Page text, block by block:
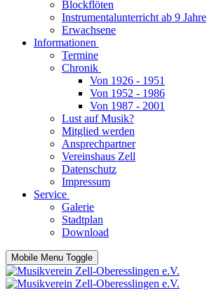
Blockflöten
Instrumentalunterricht ab 9 Jahre
Erwachsene
Informationen
Termine
Chronik
Von 1926 - 1951
Von 1952 - 1986
Von 1987 - 2001
Lust auf Musik?
Mitglied werden
Ansprechpartner
Vereinshaus Zell
Datenschutz
Impressum
Service
Galerie
Stadtplan
Download
Mobile Menu Toggle